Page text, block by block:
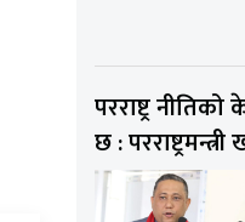
परराष्ट्र
छ :